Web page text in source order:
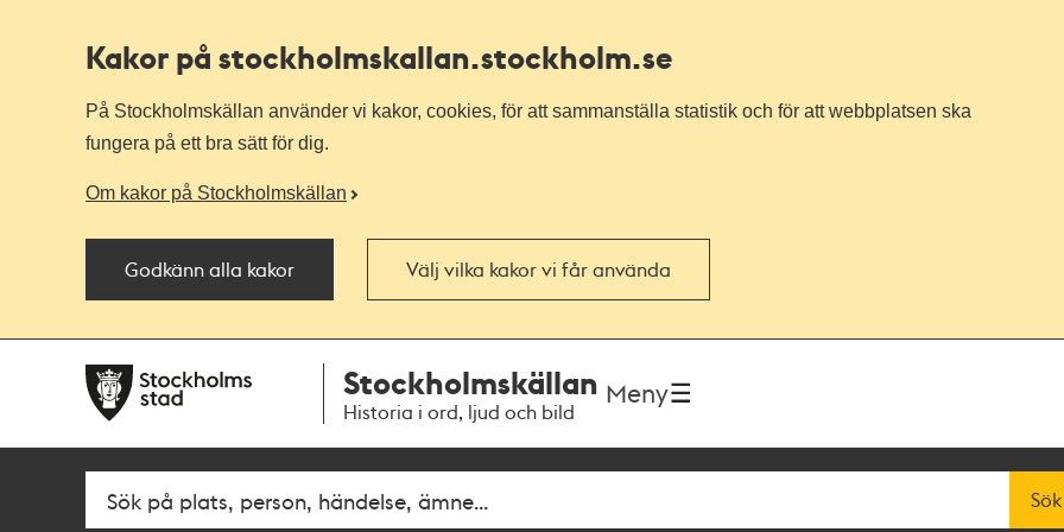
Kakor på stockholmskallan.stockholm.se
På Stockholmskällan använder vi kakor, cookies, för att sammanställa statistik och för att webbplatsen ska
fungera på ett bra sätt för dig.
Om kakor på Stockholmskällan
Godkänn alla kakor Välj vilka kakor vi får använda
navigationen
huvudinnehållet
Stockholmskällan
Historia i ord, ljud och bild
Meny
Fritextsök Sök